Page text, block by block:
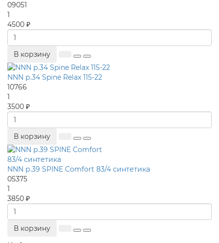
09051
1
4500 ₽
В корзину
NNN р.34 Spine Relax 115-22
10766
1
3500 ₽
В корзину
NNN р.39 SPINE Comfort 83/4 синтетика
05375
1
3850 ₽
В корзину